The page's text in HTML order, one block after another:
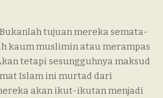
tujuan mereka semata-
kaum muslimin atau merampas
tetapi sesungguhnya maksud
Islam ini murtad dari
akan ikut-ikutan menjadi